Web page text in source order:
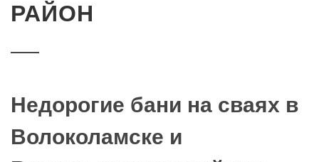
РАЙОН
Недорогие бани на сваях в
Волоколамске и